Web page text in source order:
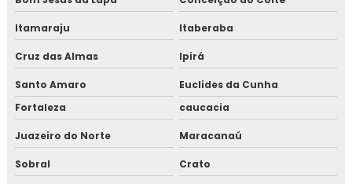
Itamaraju Itaberaba
Cruz das Almas Ipirá
Santo Amaro
Euclides da Cunha
Fortaleza
caucacia
Juazeiro do Norte Maracanaú
Sobral Crato